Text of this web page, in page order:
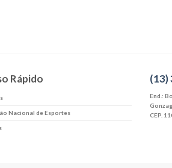
Rápido
Nacional de Esportes
(13)
End.:
CEP.